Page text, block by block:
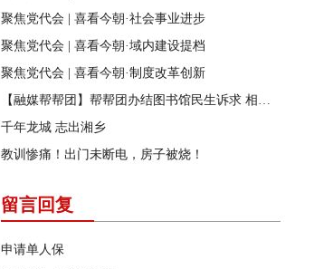
聚焦党代会 | 喜看今朝·社会事业进步
聚焦党代会 | 喜看今朝·域内建设提档
聚焦党代会 | 喜看今朝·制度改革创新
【融媒帮帮团】帮帮团办结图书馆民生诉求 相关部门迅速行动 改善市民阅读环境
千年龙城 志出湘乡
教训惨痛！出门未断电，房子被烧！
留言回复
申请单人保